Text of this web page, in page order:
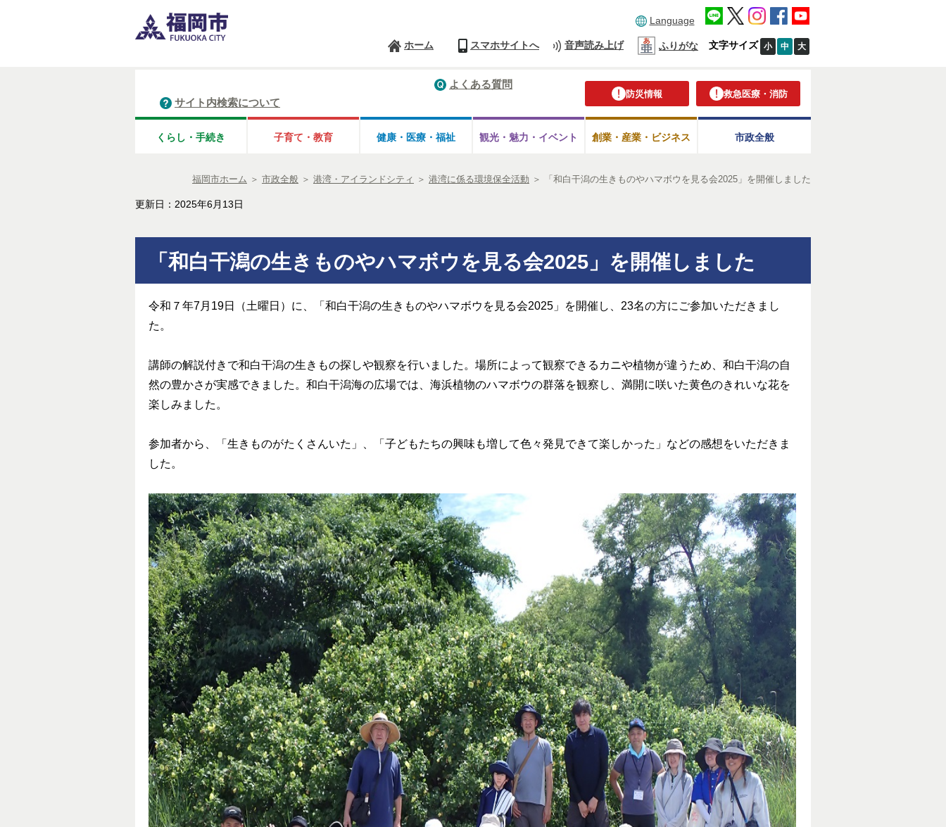
Language
ホーム スマホサイトへ 音声読み上げ ふりがな 文字サイズ 小 中 大
防災情報 救急医療・消防
よくある質問
サイト内検索について
くらし・手続き 子育て・教育 健康・医療・ 福祉 観光・魅力・ イベント 創業・産業・ビジネス 市政全般
福岡市ホーム ＞ 市政全般 ＞ 港湾・アイランドシティ ＞ 港湾に係る環境保全活動 ＞ 「和白干潟の生きものやハマボウを見る会2025」を開催しました
更新日：2025年6月13日
「和白干潟の生きものやハマボウを見る会2025」を開催しました
令和７年7月19日（土曜日）に、「和白干潟の生きものやハマボウを見る会2025」を開催し、23名の方にご参加いただきまし
た。
講師の解説付きで和白干潟の生きもの探しや観察を行いました。場所によって観察できるカニや植物が違うため、和白干潟の自
然の豊かさが実感できました。和白干潟海の広場では、海浜植物のハマボウの群落を観察し、満開に咲いた黄色のきれいな花を
楽しみました。
参加者から、「生きものがたくさんいた」、「子どもたちの興味も増して色々発見できて楽しかった」などの感想をいただきま
した。